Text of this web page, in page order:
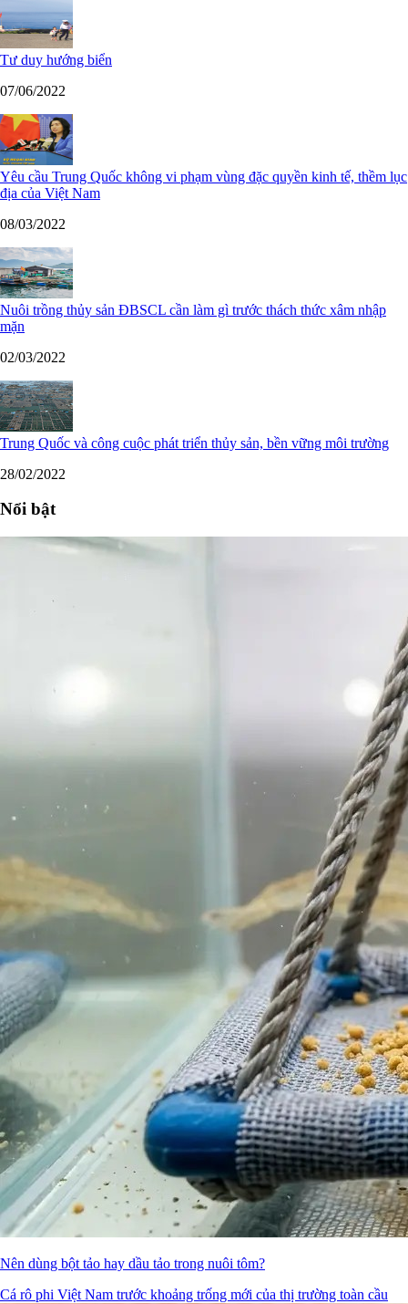
Tư duy hướng biển
07/06/2022
Yêu cầu Trung Quốc không vi phạm vùng đặc quyền kinh tế, thềm lục
địa của Việt Nam
08/03/2022
Nuôi trồng thủy sản ĐBSCL cần làm gì trước thách thức xâm nhập
mặn
02/03/2022
Trung Quốc và công cuộc phát triển thủy sản, bền vững môi trường
28/02/2022
Nổi bật
Nên dùng bột tảo hay dầu tảo trong nuôi tôm?
Cá rô phi Việt Nam trước khoảng trống mới của thị trường toàn cầu